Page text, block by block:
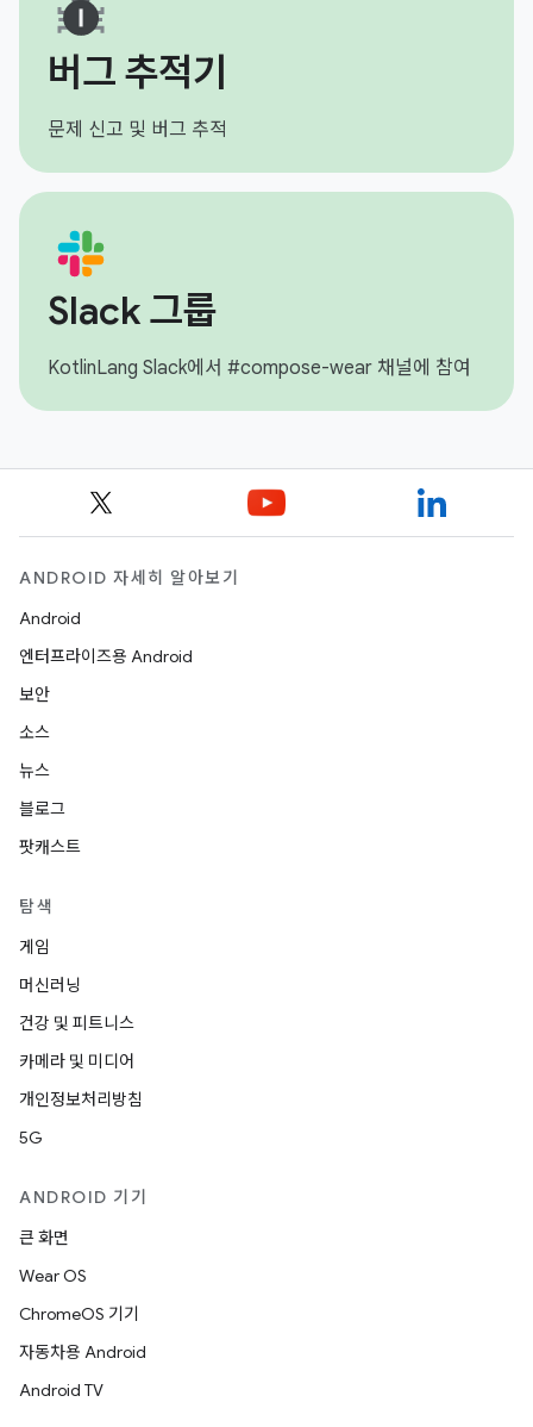
버그 추적기
문제 신고 및 버그 추적
Slack 그룹
KotlinLang Slack에서 #compose-wear 채널에 참여
ANDROID 자세히 알아보기
Android
엔터프라이즈용 Android
보안
소스
뉴스
블로그
팟캐스트
탐색
게임
머신러닝
건강 및 피트니스
카메라 및 미디어
개인정보처리방침
5G
ANDROID 기기
큰 화면
Wear OS
ChromeOS 기기
자동차용 Android
Android TV